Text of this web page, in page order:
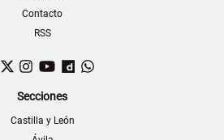
Contacto
RSS
Facebook
TwitterInstagram
YouTubeDailymotion
Secciones
Castilla y León